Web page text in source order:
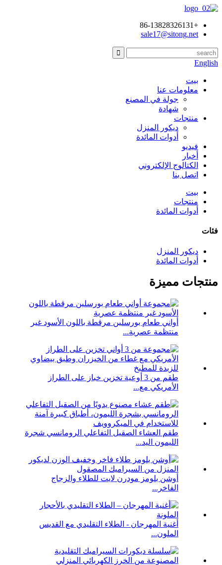
+86-13828326131
sale17@sitong.net
English
بيت
معلومات عنا
جولة في المصنع
شهادة
منتجات
ديكور المنزل
أدوات المائدة
فيديو
أخبار
الكتالوج الإلكتروني
اتصل بنا
بيت
منتجات
أدوات المائدة
فئات
ديكور المنزل
أدوات المائدة
منتجات مميزة
أواني طعام بورسلين مرقطة باللون الأسود غير
منتظمة عصرية...
طقم من 3 أوعية تخزين خباز على الطراز
الأمريكي مع...
طقم العشاء الصقيل التفاعلي الرومانسي شجرة
الليمون اليد...
أوشن بلومز مودرن لايت للطلاء والزجاج
الفاخر...
أغنية المهرجان - الطلاء التقليدي مع القديس
الملون...